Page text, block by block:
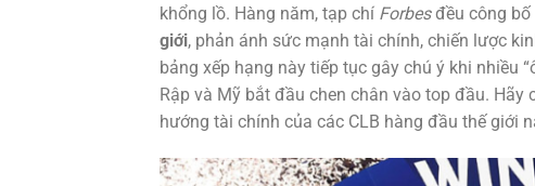
khổng lồ. Hàng năm, tạp chí Forbesđều công bố
giới, phản ánh sức mạnh tài chính, chiến lược
bảng xếp hạng này tiếp tục gây chú ý khi nhiều
Rập và Mỹ bắt đầu chen chân vào top đầu. Hãy
hướng tài chính của các CLB hàng đầu thế giới